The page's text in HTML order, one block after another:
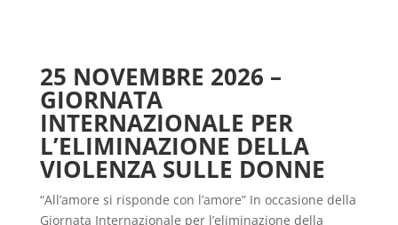
25 NOVEMBRE 2026 –
GIORNATA
INTERNAZIONALE PER
L’ELIMINAZIONE DELLA
VIOLENZA SULLE DONNE
“All’amore si risponde con l’amore” In occasione della
Giornata Internazionale per l’eliminazione della